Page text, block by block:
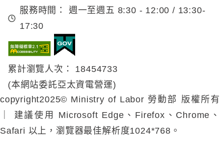
服務時間：
週一至週五 8:30 - 12:00 / 13:30-
17:30
累計瀏覽人次： 18454733
(本網站委託亞太資電營運)
copyright2025© Ministry of Labor 勞動部 版權所有
建議使用 Microsoft Edge、Firefox、Chrome、
Safari 以上，瀏覽器最佳解析度1024*768。